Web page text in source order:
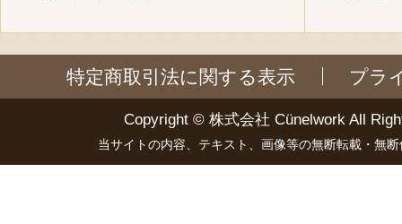
特定商取引法に関する表示 プラ
Copyright © 株式会社 Cünelwork All
当サイトの内容、テキスト、画像等の無断転載・無